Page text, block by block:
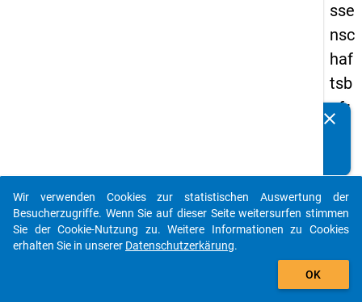
sse
nsc
haf
tsb
efr
g
20
19
Details
clear
auto_stories
add_shopping_cart
Wir verwenden Cookies zur statistischen Auswertung der
Besucherzugriffe. Wenn Sie auf dieser Seite weitersurfen stimmen
Sie der Cookie-Nutzung zu. Weitere Informationen zu Cookies
erhalten Sie in unserer Datenschutzerkärung.
OK